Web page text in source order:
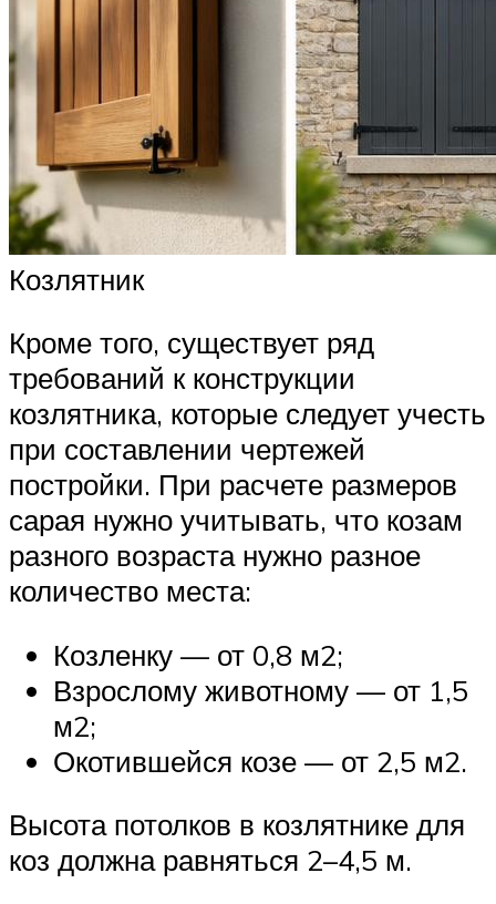
Козлятник
Кроме того, существует ряд
требований к конструкции
козлятника, которые следует учесть
при составлении чертежей
постройки. При расчете размеров
сарая нужно учитывать, что козам
разного возраста нужно разное
количество места:
Козленку — от 0,8 м2;
Взрослому животному — от 1,5
м2;
Окотившейся козе — от 2,5 м2.
Высота потолков в козлятнике для
коз должна равняться 2–4,5 м.